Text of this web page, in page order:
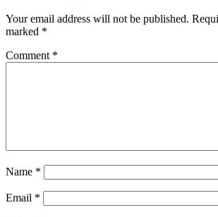
Your email address will not be published.
marked *
Comment *
Name *
Email *